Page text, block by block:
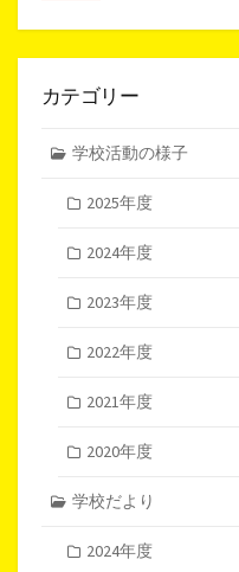
カテゴリー
学校活動の様子
2025年度
2024年度
2023年度
2022年度
2021年度
2020年度
学校だより
2024年度